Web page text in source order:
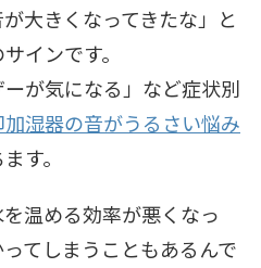
大きくなってきたな」と
インです。
ーが気になる」など症状別
加湿器の音がうるさい悩み
す。
温める効率が悪くなっ
てしまうこともあるんで